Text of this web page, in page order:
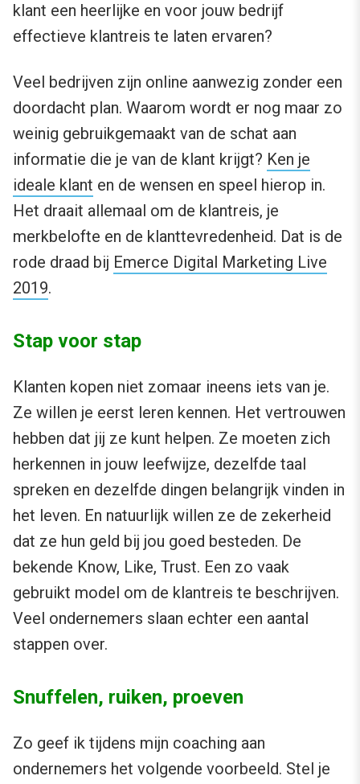
klant een heerlijke en voor jouw bedrijf
effectieve klantreis te laten ervaren?
Veel bedrijven zijn online aanwezig zonder een
doordacht plan. Waarom wordt er nog maar zo
weinig gebruikgemaakt van de schat aan
informatie die je van de klant krijgt? Ken je
ideale klant en de wensen en speel hierop in.
Het draait allemaal om de klantreis, je
merkbelofte en de klanttevredenheid. Dat is de
rode draad bij Emerce Digital Marketing Live
2019.
Stap voor stap
Klanten kopen niet zomaar ineens iets van je.
Ze willen je eerst leren kennen. Het vertrouwen
hebben dat jij ze kunt helpen. Ze moeten zich
herkennen in jouw leefwijze, dezelfde taal
spreken en dezelfde dingen belangrijk vinden in
het leven. En natuurlijk willen ze de zekerheid
dat ze hun geld bij jou goed besteden. De
bekende Know, Like, Trust. Een zo vaak
gebruikt model om de klantreis te beschrijven.
Veel ondernemers slaan echter een aantal
stappen over.
Snuffelen, ruiken, proeven
Zo geef ik tijdens mijn coaching aan
ondernemers het volgende voorbeeld. Stel je